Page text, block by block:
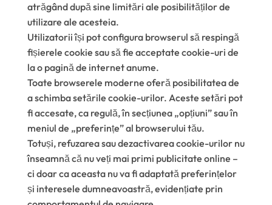
atrăgând după sine limitări ale posibilităților de
utilizare ale acesteia.
Utilizatorii își pot configura browserul să respingă
fișierele cookie sau să fie acceptate cookie-uri de
la o pagină de internet anume.
Toate browserele moderne oferă posibilitatea de
a schimba setările cookie-urilor. Aceste setări pot
fi accesate, ca regulă, în secțiunea „opțiuni” sau în
meniul de „preferințe” al browserului tău.
Totuși, refuzarea sau dezactivarea cookie-urilor nu
înseamnă că nu veți mai primi publicitate online –
ci doar ca aceasta nu va fi adaptată preferințelor
și interesele dumneavoastră, evidențiate prin